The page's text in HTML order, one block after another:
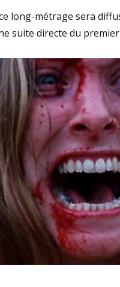
long-métrage sera
suite directe du